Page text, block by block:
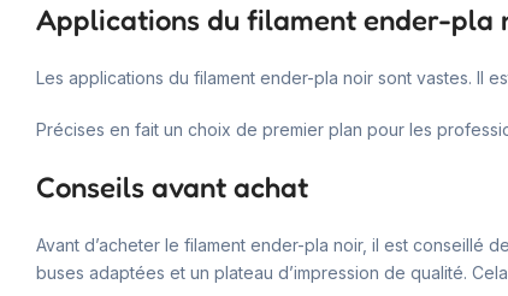
Applications du filament ender-pla
Les applications du filament ender-pla noir sont vastes. Il
Précises en fait un choix de premier plan pour les
Conseils avant achat
Avant d’acheter le filament ender-pla noir, il est conseillé
buses adaptées et un plateau d’impression de qualité.